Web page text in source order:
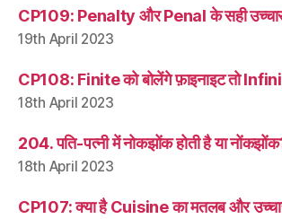
CP109: Penalty और Penal के सही
19th April 2023
CP108: Finite को बोलेंगे फ़ाइनाइट तो
18th April 2023
204. पति-पत्नी में नोकझोंक होती है या
18th April 2023
CP107: क्या है Cuisine का मतलब और